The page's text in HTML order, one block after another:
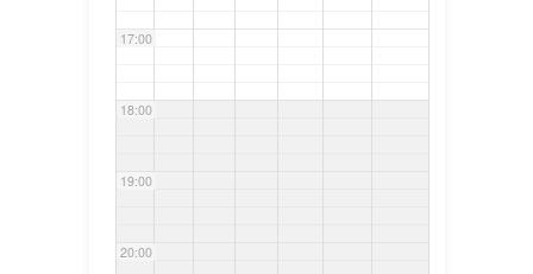
17:00
18:00
19:00
20:00